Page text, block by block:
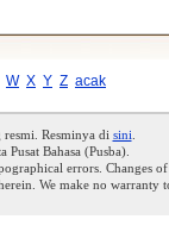
W X Y Z acak
Resminya di sini
Bahasa (Pusba).
errors. Changes of
We make no warranty